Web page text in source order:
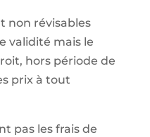
non révisables
validité mais le
hors période de
prix à tout
pas les frais de